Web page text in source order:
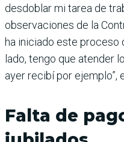
desdoblar mi tarea de
observaciones de la
ha iniciado este proceso
lado, tengo que atender
ayer recibí por ejemplo”,
Falta de